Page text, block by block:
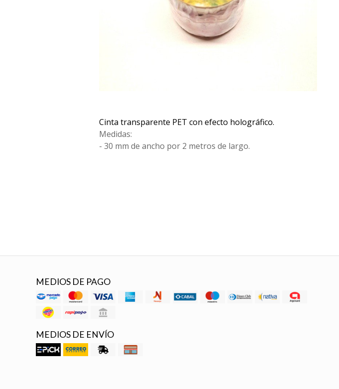
Cinta transparente PET con efecto holográfico.
Medidas:
- 30 mm de ancho por 2 metros de largo.
MEDIOS DE PAGO
MEDIOS DE ENVÍO